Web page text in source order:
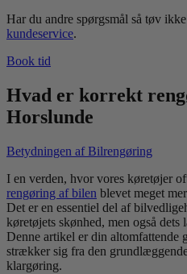
Har du andre spørgsmål så tøv
kundeservice.
Book tid
Hvad er korrekt
Horslunde
Betydningen af Bilrengøring
I en verden, hvor vores køretøjer
rengøring af bilen blevet meget
Det er en essentiel del af
køretøjets skønhed, men også
Denne artikel er din altomfattende
strækker sig fra den
klargøring.